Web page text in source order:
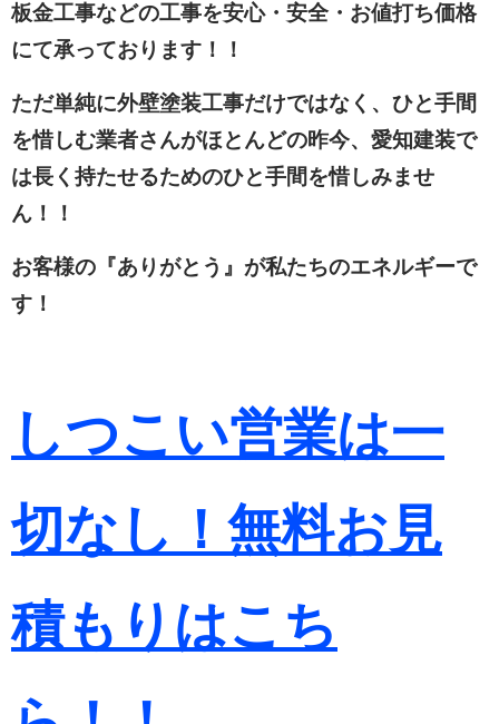
板金工事などの工事を安心・安全・お値打ち価格
にて承っております！！
ただ単純に外壁塗装工事だけではなく、ひと手間
を惜しむ業者さんがほとんどの昨今、愛知建装で
は長く持たせるためのひと手間を惜しみませ
ん！！
お客様の『ありがとう』が私たちのエネルギーで
す！
しつこい営業は一
切なし！無料お見
積もりはこち